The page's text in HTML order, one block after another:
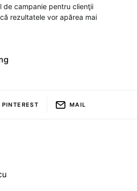
de campanie pentru clienţii
rezultatele vor apărea mai
PINTEREST MAIL